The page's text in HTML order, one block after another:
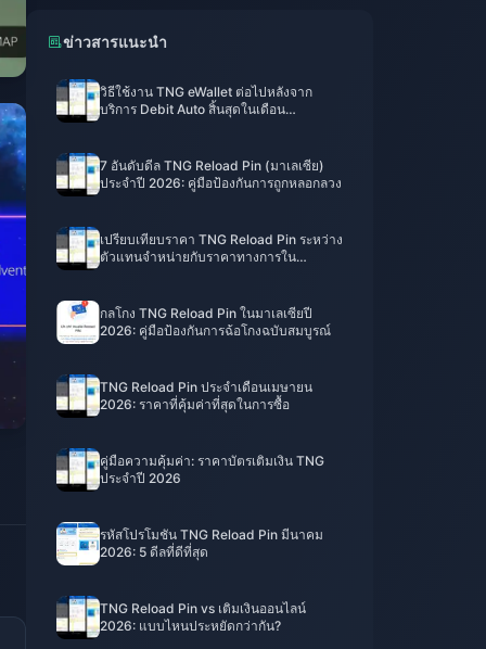
ข่าวสารแนะนำ
วิธีใช้งาน TNG eWallet ต่อไปหลังจาก
บริการ Debit Auto สิ้นสุดในเดือน
7 อันดับดีล TNG Reload Pin (มาเลเซีย)
ประจำปี 2026: คู่มือป้องกันการถูกหลอกลวง
เปรียบเทียบราคา TNG Reload Pin ระหว่าง
ตัวแทนจำหน่ายกับราคาทางการใน
กลโกง TNG Reload Pin ในมาเลเซียปี
2026: คู่มือป้องกันการฉ้อโกงฉบับสมบูรณ์
TNG Reload Pin ประจำเดือนเมษายน
2026: ราคาที่คุ้มค่าที่สุดในการซื้อ
คู่มือความคุ้มค่า: ราคาบัตรเติมเงิน TNG
ประจำปี 2026
รหัสโปรโมชัน TNG Reload Pin มีนาคม
2026: 5 ดีลที่ดีที่สุด
TNG Reload Pin vs เติมเงินออนไลน์
2026: แบบไหนประหยัดกว่ากัน?